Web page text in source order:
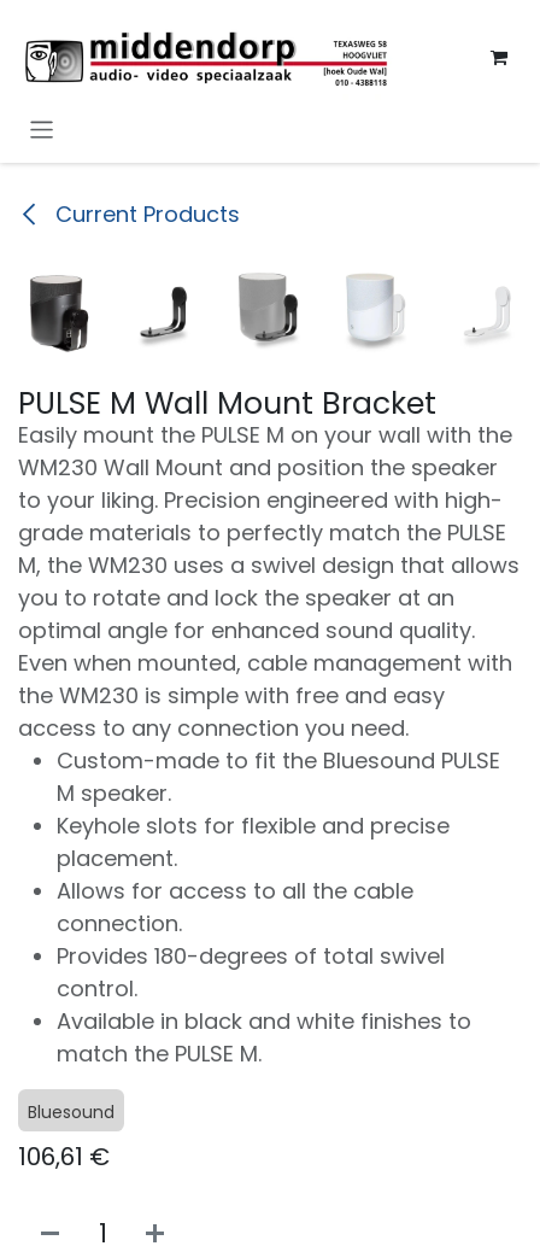
Current Products
PULSE M Wall Mount Bracket
Easily mount the PULSE M on your wall with the
WM230 Wall Mount and position the speaker
to your liking. Precision engineered with high-
grade materials to perfectly match the PULSE
M, the WM230 uses a swivel design that allows
you to rotate and lock the speaker at an
optimal angle for enhanced sound quality.
Even when mounted, cable management with
the WM230 is simple with free and easy
access to any connection you need.
Custom-made to fit the Bluesound PULSE
M speaker.
Keyhole slots for flexible and precise
placement.
Allows for access to all the cable
connection.
Provides 180-degrees of total swivel
control.
Available in black and white finishes to
match the PULSE M.
Bluesound
106,61 €